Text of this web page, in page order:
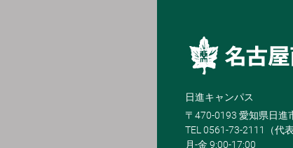
日進キャンパス
〒470-0193 愛知県日進
TEL 0561-73-2111（代
月-金 9:00-17:00